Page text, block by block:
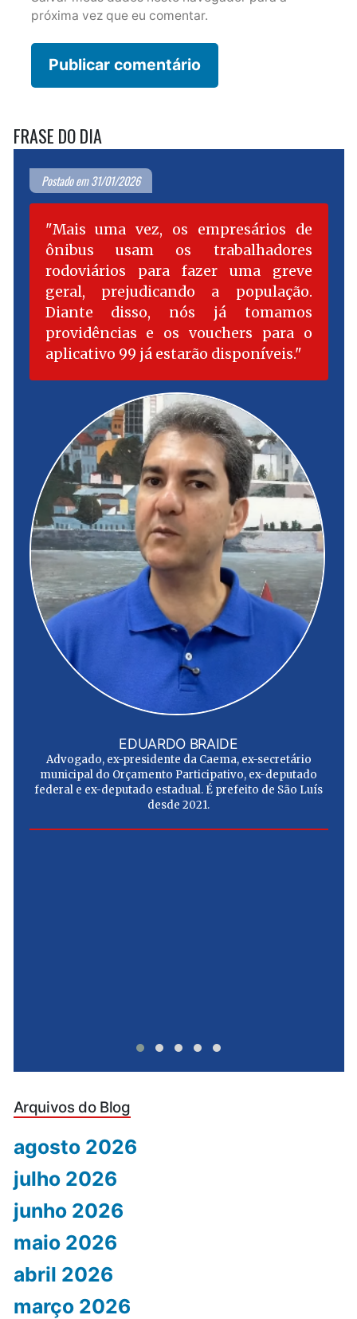
próxima vez que eu comentar.
FRASE DO DIA
Postado em 31/01/2026
Mais uma vez, os empresários de
ônibus usam os trabalhadores
rodoviários para fazer uma greve
geral, prejudicando a população.
Diante disso, nós já tomamos
providências e os vouchers para o
aplicativo 99 já estarão disponíveis.
EDUARDO BRAIDE
Advogado, ex-presidente da Caema, ex-secretário
municipal do Orçamento Participativo, ex-deputado
federal e ex-deputado estadual. É prefeito de São Luís
desde 2021.
Arquivos do Blog
agosto 2026
julho 2026
junho 2026
maio 2026
abril 2026
março 2026